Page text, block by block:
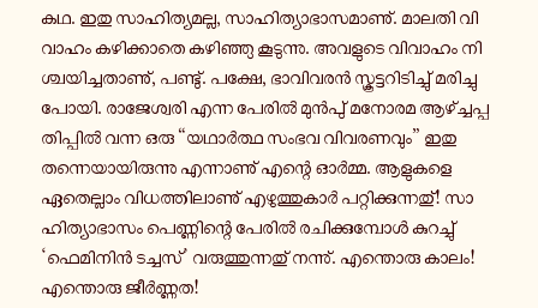
കഥ. ഇതു സാ​ഹി​ത്യ​മ​ല്ല, സാ​ഹി​ത്യാ​ഭാ​സ​മാ​ണു്. മാലതി വി​
വാ​ഹം കഴി​ക്കാ​തെ കഴി​ഞ്ഞു കൂ​ടു​ന്നു. അവ​ളു​ടെ വി​വാ​ഹം നി​
ശ്ച​യി​ച്ച​താ​ണു്, പണ്ടു്. പക്ഷേ, ഭാ​വി​വ​രൻ സ്കൂ​ട്ട​റി​ടി​ച്ചു് മരി​ച്ചു​
പോ​യി. രാ​ജേ​ശ്വ​രി എന്ന പേരിൽ മുൻ​പു് മനോരമ ആഴ്ച്ച​പ്പ​
തി​പ്പിൽ വന്ന ഒരു “യഥാർ​ത്ഥ സംഭവ വി​വ​ര​ണ​വും” ഇതു
തന്നെ​യാ​യി​രു​ന്നു എന്നാ​ണു് എന്റെ ഓർമ്മ. ആളു​ക​ളെ
ഏതെ​ല്ലാം വി​ധ​ത്തി​ലാ​ണു് എഴു​ത്തു​കാർ പറ്റി​ക്കു​ന്ന​തു്! സാ​
ഹി​ത്യാ​ഭാ​സം പെ​ണ്ണി​ന്റെ പേരിൽ രചി​ക്കു​മ്പോൾ കു​റ​ച്ചു്
‘ഫെ​മി​നിൻ ടച്ച​സ്’ വരു​ത്തു​ന്ന​തു് നന്നു്. എന്തൊ​രു കാലം!
എന്തൊ​രു ജീർ​ണ്ണത!